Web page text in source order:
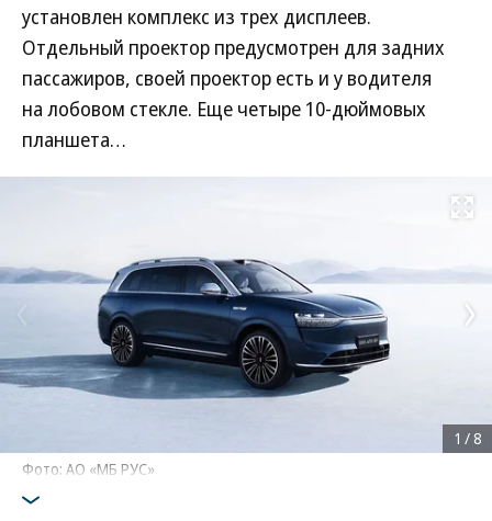
установлен комплекс из трех дисплеев.
Отдельный проектор предусмотрен для задних
пассажиров, своей проектор есть и у водителя
на лобовом стекле. Еще четыре 10-дюймовых
планшета…
Развернуть
Фото: АО «МБ РУС»
1 /8